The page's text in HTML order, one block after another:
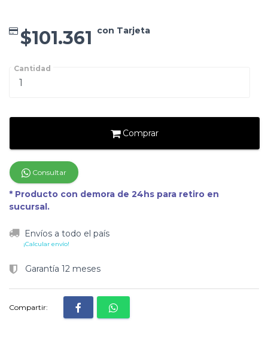
$101.361 con Tarjeta
Cantidad
Comprar
Consultar
* Producto con demora de 24hs para retiro en
sucursal.
Envíos a todo el país
¡Calcular envío!
Garantía 12 meses
Compartir: